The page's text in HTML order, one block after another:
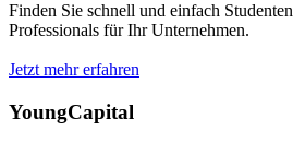
Finden Sie schnell und einfach
Professionals für Ihr Unternehmen.
Jetzt mehr erfahren
YoungCapital